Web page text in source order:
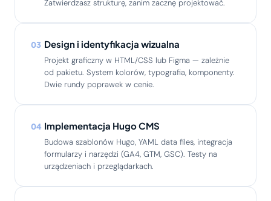
Zatwierdzasz strukturę, zanim zacznę projektować.
03 Design i identyfikacja wizualna
Projekt graficzny w HTML/CSS lub Figma — zależnie
od pakietu. System kolorów, typografia, komponenty.
Dwie rundy poprawek w cenie.
04 Implementacja Hugo CMS
Budowa szablonów Hugo, YAML data files, integracja
formularzy i narzędzi (GA4, GTM, GSC). Testy na
urządzeniach i przeglądarkach.